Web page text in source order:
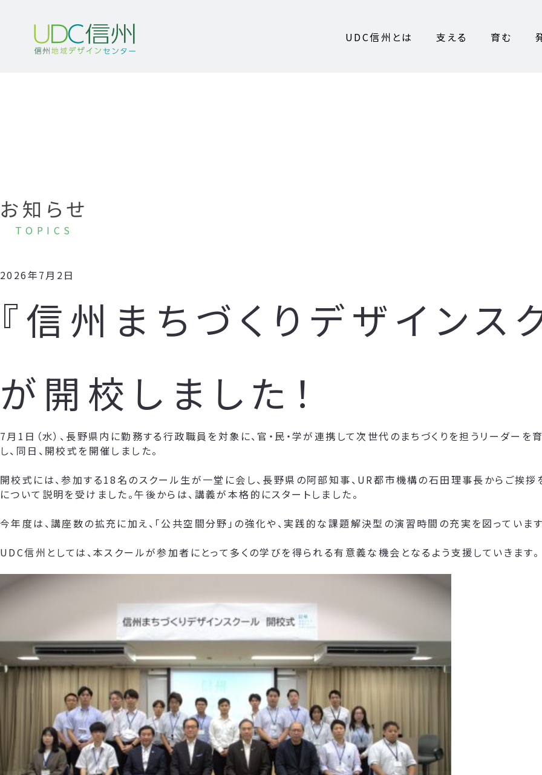
UDC信州とは 支える 育む
お知らせ
TOPICS
2026年7月2日
『信州まちづくりデザイン
が開校しました！
7月1日（水）、長野県内に勤務する行政職員を対象に、官・民・学が連携して次世代のまちづくりを担うリーダー
し、同日、開校式を開催しました。
開校式には、参加する18名のスクール生が一堂に会し、長野県の阿部知事、UR都市機構の石田理事長からご挨拶
について説明を受けました。午後からは、講義が本格的にスタートしました。
今年度は、講座数の拡充に加え、「公共空間分野」の強化や、実践的な課題解決型の演習時間の充実を図っています
UDC信州としては、本スクールが参加者にとって多くの学びを得られる有意義な機会となるよう支援していきます。